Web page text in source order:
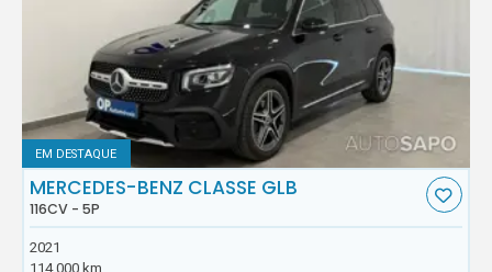
EM DESTAQUE
MERCEDES-BENZ CLASSE GLB
116CV - 5P
2021
114.000 km